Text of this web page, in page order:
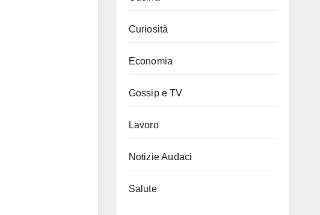
Curiosità
Economia
Gossip e TV
Lavoro
Notizie Audaci
Salute